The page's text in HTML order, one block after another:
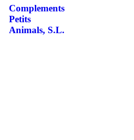
Complements
Petits
Animals, S.L.